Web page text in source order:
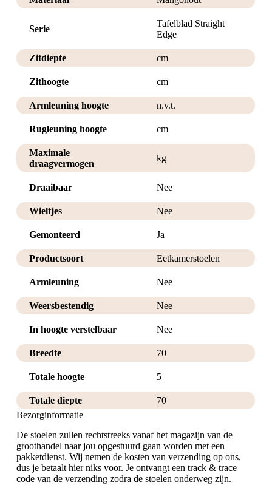
Serie
Tafelblad Straight
Edge
Zitdiepte cm
Zithoogte cm
Armleuning hoogte n.v.t.
Rugleuning hoogte cm
Maximale
draagvermogen
kg
Draaibaar Nee
Wieltjes Nee
Gemonteerd Ja
Productsoort Eetkamerstoelen
Armleuning Nee
Weersbestendig Nee
In hoogte verstelbaar Nee
Breedte 70
Totale hoogte 5
Totale diepte
70
Bezorginformatie
De stoelen zullen rechtstreeks vanaf het magazijn van de
groothandel naar jou opgestuurd gaan worden met een
pakketdienst. Wij nemen de kosten van verzending op ons,
dus je betaalt hier niks voor. Je ontvangt een track & trace
code van de verzending zodra de stoelen onderweg zijn.